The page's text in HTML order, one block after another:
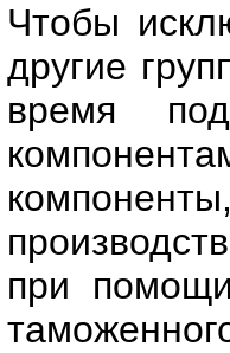
Чтобы
другие
время
при